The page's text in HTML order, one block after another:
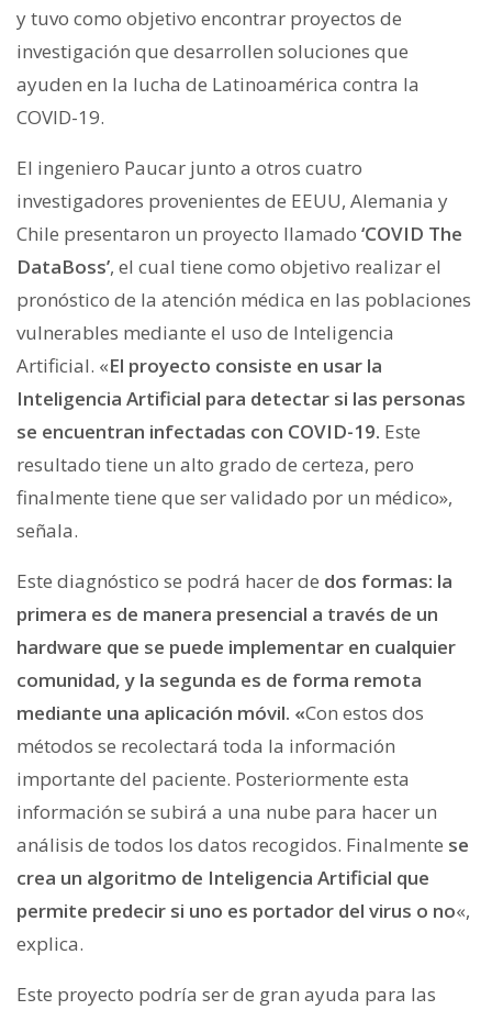
y tuvo como objetivo encontrar proyectos de
investigación que desarrollen soluciones que
ayuden en la lucha de Latinoamérica contra la
COVID-19.
El ingeniero Paucar junto a otros cuatro
investigadores provenientes de EEUU, Alemania y
Chile presentaron un proyecto llamado ‘COVID The
DataBoss’, el cual tiene como objetivo realizar el
pronóstico de la atención médica en las poblaciones
vulnerables mediante el uso de Inteligencia
Artificial. «El proyecto consiste en usar la
Inteligencia Artificial para detectar si las personas
se encuentran infectadas con COVID-19. Este
resultado tiene un alto grado de certeza, pero
finalmente tiene que ser validado por un médico»,
señala.
Este diagnóstico se podrá hacer de dos formas: la
primera es de manera presencial a través de un
hardware que se puede implementar en cualquier
comunidad, y la segunda es de forma remota
mediante una aplicación móvil. «Con estos dos
métodos se recolectará toda la información
importante del paciente. Posteriormente esta
información se subirá a una nube para hacer un
análisis de todos los datos recogidos. Finalmente se
crea un algoritmo de Inteligencia Artificial que
permite predecir si uno es portador del virus o no«,
explica.
Este proyecto podría ser de gran ayuda para las